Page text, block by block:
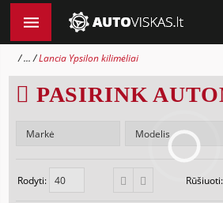
... Lancia Ypsilon kilimėliai
PASIRINK
Rūšiuoti:
Rodyti: